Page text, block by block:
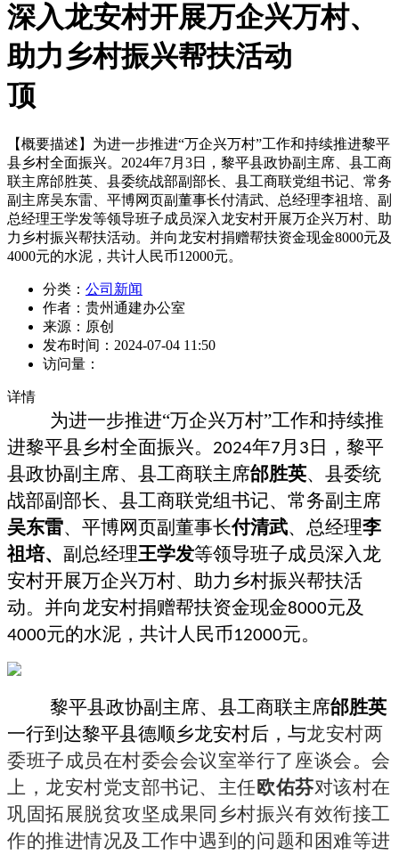
深入龙安村开展万企兴万村、
助力乡村振兴帮扶活动
顶
【概要描述】 为进一步推进“万企兴万村”工作和持续推进黎平
县乡村全面振兴。2024年7月3日，黎平县政协副主席、县工商
联主席邰胜英、县委统战部副部长、县工商联党组书记、常务
副主席吴东雷、平博网页副董事长付清武、总经理李祖培、副
总经理王学发等领导班子成员深入龙安村开展万企兴万村、助
力乡村振兴帮扶活动。并向龙安村捐赠帮扶资金现金8000元及
4000元的水泥，共计人民币12000元。
分类： 公司新闻
作者： 贵州通建办公室
来源： 原创
发布时间： 2024-07-04 11:50
访问量：
详情
为进一步推进“万企兴万村”工作和持续推
进黎平县乡村全面振兴。 2024年7 月 3 日，黎平
县政协副主席、县工商联主席邰胜英、 县委统
战部副部长、县工商联党组书记、常务副主席
吴东雷、平博网页副董事长付清武、 总经理李
祖培、 副 总经理王学发等领导班子成员深入龙
安村开展万企兴万村、 助力 乡村振兴帮扶活
动。 并向龙安村捐赠帮扶资金现金8000元及
4000元的水泥， 共计人民币12000元。
黎平县政协副主席、县工商联主席邰胜英
一行到达黎平县德顺乡龙安村后， 与龙安村两
委班子成员在村委会会议室举行了座谈会。 会
上， 龙安村党支部书记、主任欧佑芬对该村在
巩固拓展脱贫攻坚成果同乡村振兴有效衔接工
作的推进情况及工作中遇到 的问题和困难等进